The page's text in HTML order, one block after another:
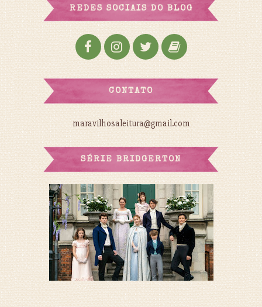
REDES SOCIAIS DO BLOG
CONTATO
maravilhosaleitura@gmail.com
SÉRIE BRIDGERTON